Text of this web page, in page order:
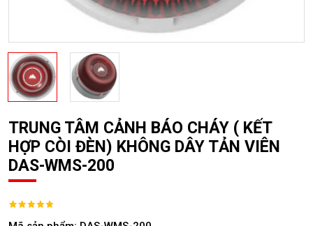
TRUNG TÂM CẢNH BÁO CHÁY ( KẾT
HỢP CÒI ĐÈN) KHÔNG DÂY TẢN VIÊN
DAS-WMS-200